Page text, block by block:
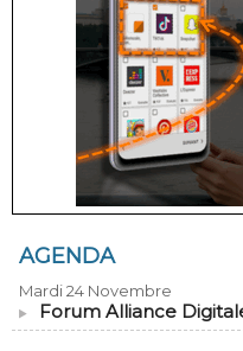
AGENDA
Mardi 24 Novembre
Forum Alliance